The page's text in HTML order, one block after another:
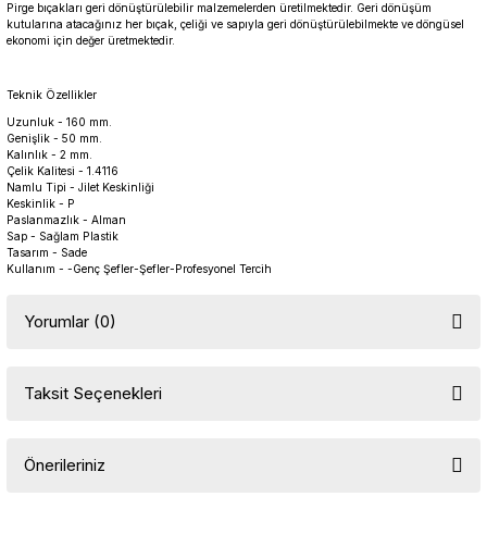
Pirge bıçakları geri dönüştürülebilir malzemelerden üretilmektedir. Geri dönüşüm
kutularına atacağınız her bıçak, çeliği ve sapıyla geri dönüştürülebilmekte ve döngüsel
ekonomi için değer üretmektedir.
Teknik Özellikler
Uzunluk - 160 mm.
Genişlik - 50 mm.
Kalınlık - 2 mm.
Çelik Kalitesi - 1.4116
Namlu Tipi - Jilet Keskinliği
Keskinlik - P
Paslanmazlık - Alman
Sap - Sağlam Plastik
Tasarım - Sade
Kullanım - -Genç Şefler-Şefler-Profesyonel Tercih
Yorumlar (0)
Taksit Seçenekleri
Önerileriniz